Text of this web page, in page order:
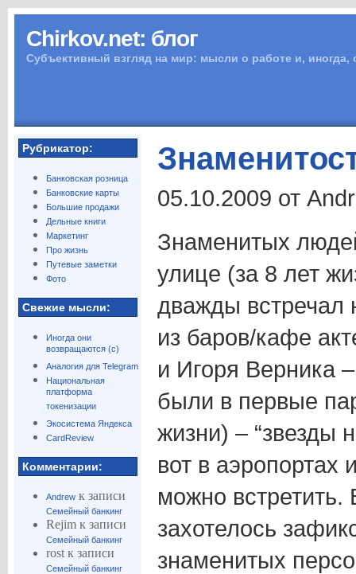
Chirkov.net: блог
Субъективный взгляд на мир: мысли о работе и,
Рубрикатор:
Банковская розница
Банковские карты
Большие продажи
Дельные книги
Маркетинг
Про жизнь
Путевые заметки
Фото
Свежие мысли:
Иногда они
возвращаются (с)
Аналогия для Telegram
Национальная
платформа
токенизации
Экосистема Яндекса
CardReview
Комментарии:
Andrewк записи
Семейный банкинг
Rejimк записи
Семейный банкинг
rostк записи
Семейный банкинг
05.10.2009 от
Знаменитых
улице (за 8 лет
дважды встречал
из баров/кафе
и Игоря Верника
были в первые
жизни) – “звезды
вот в аэропортах
можно
захотелось
знаменитых